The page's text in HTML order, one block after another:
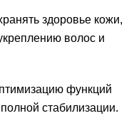
здоровье кожи,
волос и
функций
стабилизации.